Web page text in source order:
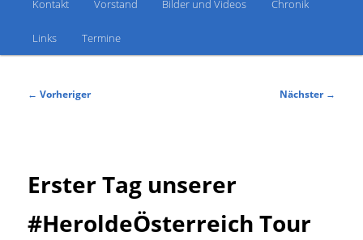
Kontakt Vorstand Bilder und Videos Chronik
Links Termine
Beitragsnavigation
← Vorheriger Nächster →
Erster Tag unserer
#HeroldeÖsterreich Tour